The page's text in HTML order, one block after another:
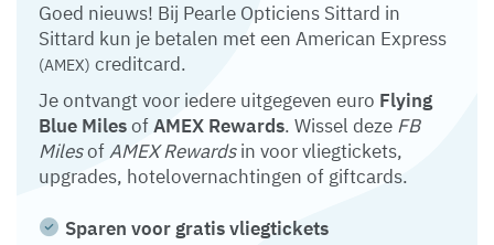
Goed nieuws! Bij Pearle Opticiens Sittard in
Sittard kun je betalen met een American Express
(AMEX) creditcard.
Je ontvangt voor iedere uitgegeven euro Flying
Blue MilesofAMEX Rewards. Wissel deze FB
MilesofAMEX Rewardsin voor vliegtickets,
upgrades, hotelovernachtingen of giftcards.
Sparen voor gratis vliegtickets